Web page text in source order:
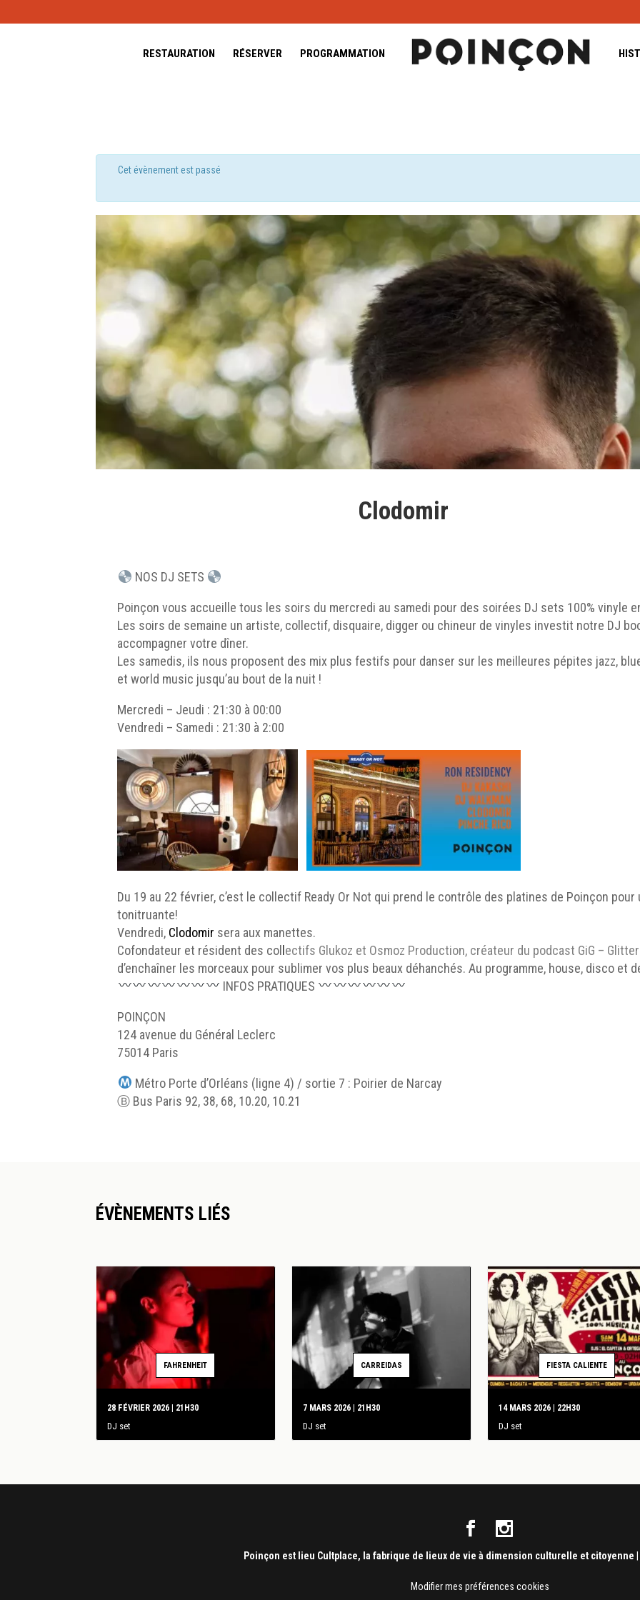
RESTAURATION RÉSERVER PROGRAMMATION
Cet évènement est passé
Clodomir
NOS DJ SETS
Poinçon vous accueille tous les soirs du mercredi au samedi pour des soirées DJ sets 100% vinyle
Les soirs de semaine un artiste, collectif, disquaire, digger ou chineur de vinyles investit notre DJ
accompagner votre dîner.
Les samedis, ils nous proposent des mix plus festifs pour danser sur les meilleures pépites jazz,
et world music jusqu’au bout de la nuit !
Mercredi – Jeudi : 21:30 à 00:00
Vendredi – Samedi : 21:30 à 2:00
Du 19 au 22 février, c’est le collectif Ready Or Not qui prend le contrôle des platines de Poinçon
tonitruante!
Vendredi, Clodomir sera aux manettes.
Cofondateur et résident des collectifs Glukoz et Osmoz Production, créateur du podcast GiG –
d’enchaîner les morceaux pour sublimer vos plus beaux déhanchés. Au programme, house, disco et
INFOS PRATIQUES
POINÇON
124 avenue du Général Leclerc
75014 Paris
Métro Porte d’Orléans (ligne 4) / sortie 7 : Poirier de Narcay
Ⓑ Bus Paris 92, 38, 68, 10.20, 10.21
ÉVÈNEMENTS LIÉS
FAHRENHEIT
28 FÉVRIER 2026 | 21H30
DJ set
CARREIDAS
7 MARS 2026 | 21H30
DJ set
FIESTA CALIENTE
14 MARS 2026 | 22H30
DJ set
Poinçon est lieu Cultplace, la fabrique de lieux de vie à dimension culturelle et citoyenne
Modifier mes préférences cookies